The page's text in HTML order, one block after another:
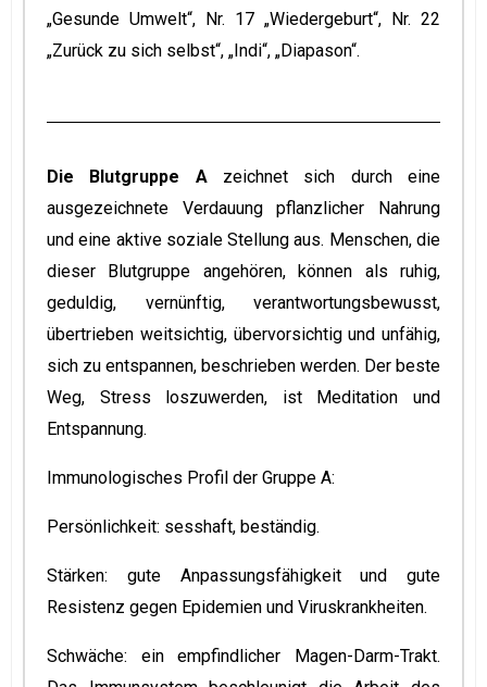
„Gesunde Umwelt“, Nr. 17 „Wiedergeburt“, Nr. 22
„Zurück zu sich selbst“, „Indi“, „Diapason“.
Die Blutgruppe Azeichnet sich durch eine
ausgezeichnete Verdauung pflanzlicher Nahrung
und eine aktive soziale Stellung aus. Menschen, die
dieser Blutgruppe angehören, können als ruhig,
geduldig, vernünftig, verantwortungsbewusst,
übertrieben weitsichtig, übervorsichtig und unfähig,
sich zu entspannen, beschrieben werden. Der beste
Weg, Stress loszuwerden, ist Meditation und
Entspannung.
Immunologisches Profil der Gruppe A:
Persönlichkeit: sesshaft, beständig.
Stärken: gute Anpassungsfähigkeit und gute
Resistenz gegen Epidemien und Viruskrankheiten.
Schwäche: ein empfindlicher Magen-Darm-Trakt.